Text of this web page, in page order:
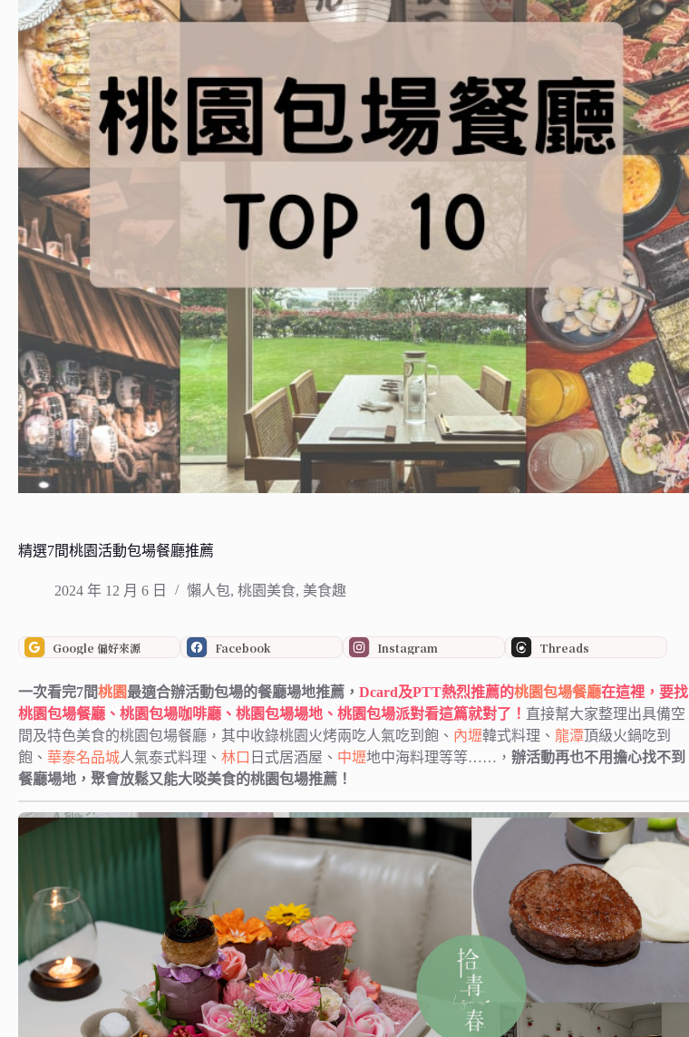
精選7間桃園活動包場餐廳推薦
2024 年 12 月 6 日 懶人包, 桃園美食, 美食趣
Google 偏好來源 Facebook Instagram Threads
一次看完7間桃園最適合辦活動包場的餐廳場地推薦， Dcard及PTT熱烈推薦的桃園包場餐廳在這裡，要找
桃園包場餐廳、桃園包場咖啡廳、桃園包場場地、桃園包場派對看這篇就對了！ 直接幫大家整理出具備空
間及特色美食的桃園包場餐廳，其中收錄桃園火烤兩吃人氣吃到飽、 內壢韓式料理、 龍潭 頂級火鍋吃到
飽、 華泰名品城人氣泰式料理、 林口 日式居酒屋、 中壢地中海料理等等……， 辦活動再也不用擔心找不到
餐廳場地，聚會放鬆又能大啖美食的桃園包場推薦！